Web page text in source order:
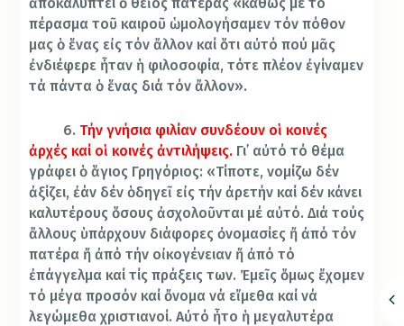
ἀποκαλύπτει ὁ θεῖος πατέρας «καθώς μέ τό
πέρασμα τοῦ καιροῦ ὡμολογήσαμεν τόν πόθον
μας ὁ ἕνας εἰς τόν ἄλλον καί ὅτι αὐτό πού μᾶς
ἐνδιέφερε ἦταν ἡ φιλοσοφία, τότε πλέον ἐγίναμεν
τά πάντα ὁ ἕνας διά τόν ἄλλον».
6. Τήν γνήσια φιλίαν συνδέουν οἱ κοινές
ἀρχές καί οἱ κοινές ἀντιλήψεις. Γι᾽ αὐτό τό θέμα
γράφει ὁ ἅγιος Γρηγόριος: «Τίποτε, νομίζω δέν
ἀξίζει, ἐάν δέν ὁδηγεῖ εἰς τήν ἀρετήν καί δέν κάνει
καλυτέρους ὅσους ἀσχολοῦνται μέ αὐτό. Διά τούς
ἄλλους ὑπάρχουν διάφορες ὀνομασίες ἤ ἀπό τόν
πατέρα ἤ ἀπό τήν οἰκογένειαν ἤ ἀπό τό
ἐπάγγελμα καί τίς πράξεις των. Ἐμεῖς ὅμως ἔχομεν
τό μέγα προσόν καί ὄνομα νά εἴμεθα καί νά
λεγώμεθα χριστιανοί. Αὐτό ἦτο ἡ μεγαλυτέρα